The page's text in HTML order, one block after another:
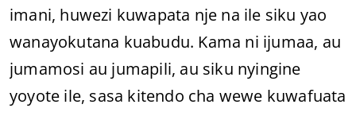
imani, huwezi kuwapata nje na ile siku yao
wanayokutana kuabudu. Kama ni ijumaa, au
jumamosi au jumapili, au siku nyingine
yoyote ile, sasa kitendo cha wewe kuwafuata